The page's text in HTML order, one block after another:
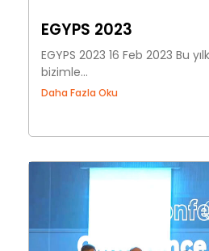
EGYPS 2023
EGYPS 2023 16 Feb 2023 Bu
bizimle...
Daha Fazla Oku